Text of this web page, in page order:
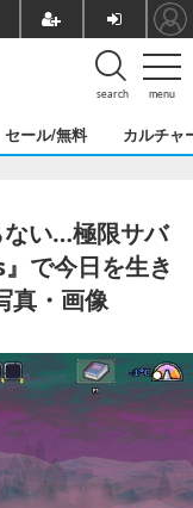
menu
search
セール/無料 カルチャ
ない…極限サバ
で今日を生き
真・画像